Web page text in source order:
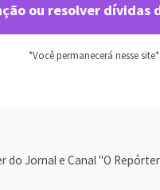
ou resolver dívidas
*Você permanecerá nesse site*
do Jornal e Canal "O